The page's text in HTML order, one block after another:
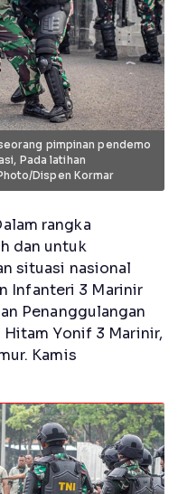
pimpinan pendemo
Pada latihan
Dispen Kormar
rangka
dan untuk
situasi nasional
Infanteri 3 Marinir
Penanggulangan
Hitam Yonif 3 Marinir,
Kamis